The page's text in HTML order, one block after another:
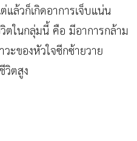
ล้วก็เกิดอาการเจ็บแน่น
ในกลุ่มนี้ คือ มีอาการกล้าม
ะของหัวใจซีกซ้ายวาย
วิตสูง